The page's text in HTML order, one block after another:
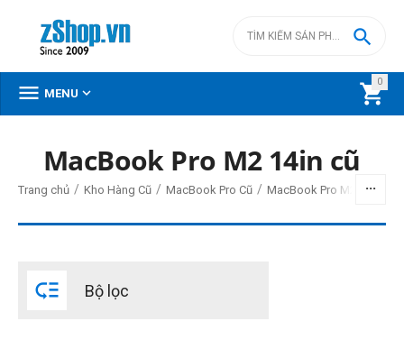
0


 MENU 
MacBook Pro M2 14in cũ
Trang chủ / Kho Hàng Cũ / MacBook Pro Cũ / MacBook Pro M2 cũ
 Bộ lọc